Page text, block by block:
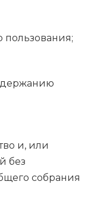
пользования;
и, или
без
собрания